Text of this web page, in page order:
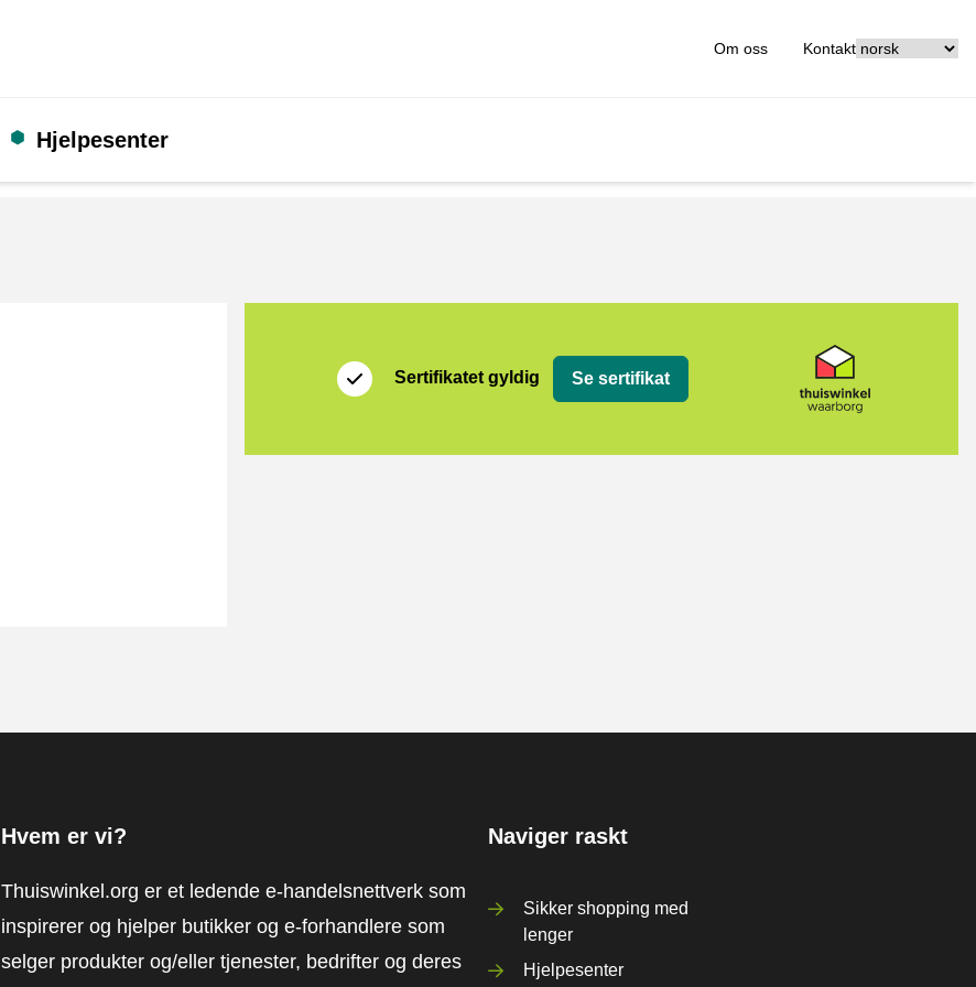
Om oss Kontakt
Hjelpesenter
Sertifikatet gyldig Se sertifikat
Hvem er vi?
Thuiswinkel.org er et ledende e-handelsnettverk som
inspirerer og hjelper butikker og e-forhandlere som
selger produkter og/eller tjenester, bedrifter og deres
Naviger raskt
Sikker shopping med
lenger
Hjelpesenter